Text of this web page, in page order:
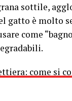
sottile,
gatto è molto
come
come si